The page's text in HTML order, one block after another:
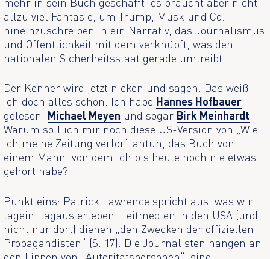
allzu viel Fantasie, um Trump, Musk und Co.
hineinzuschreiben in ein Narrativ, das Journalismus
und Öffentlichkeit mit dem verknüpft, was den
nationalen Sicherheitsstaat gerade umtreibt.
Der Kenner wird jetzt nicken und sagen: Das weiß
ich doch alles schon. Ich habe Hannes Hofbauer
gelesen, Michael Meyen und sogar Birk Meinhardt
Warum soll ich mir noch diese US-Version von „Wie
ich meine Zeitung verlor“ antun, das Buch von
einem Mann, von dem ich bis heute noch nie etwas
gehört habe?
Punkt eins: Patrick Lawrence spricht aus, was wir
tagein, tagaus erleben. Leitmedien in den USA (und
nicht nur dort) dienen „den Zwecken der offiziellen
Propagandisten“ (S. 17). Die Journalisten hängen an